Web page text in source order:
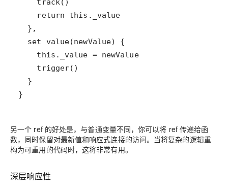
    this._value = newValue
}
另一个 ref 的好处是，与普通变量不同，你可以将 ref 传递给函
数，同时保留对最新值和响应式连接的访问。当将复杂的逻辑重
构为可重用的代码时，这将非常有用。
深层响应性